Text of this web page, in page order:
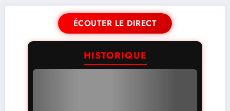
ÉCOUTER LE DIRECT
HISTORIQUE